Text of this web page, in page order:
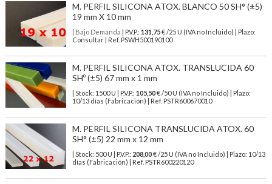
M. PERFIL SILICONA ATOX. BLANCO 50 SH° (±5)
19 mm X 10 mm
| Bajo Demanda | P.V.P.: 131,75€ /25 U (IVA no Incluido) | Plazo:
Consultar | Ref. PSWH500190100
M. PERFIL SILICONA ATOX. TRANSLUCIDA 60
SHº (±5) 67 mm x 1 mm
| Stock: 1500 U | P.V.P.: 105,50€/50 U (IVA no Incluido)
| Plazo:
10/13 días (Fabricación) | Ref. PSTR600670010
M. PERFIL SILICONA TRANSLUCIDA ATOX. 60
SH° (±5) 22 mm x 12 mm
| Stock: 500 U | P.V.P.: 208,00€/25 U (IVA no Incluido)
| Plazo: 10/13
días (Fabricación) | Ref. PSTR600220120